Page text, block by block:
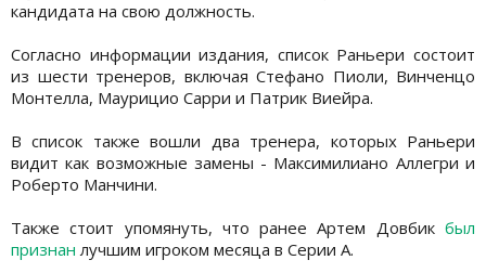
кандидата на свою должность.
Согласно информации издания, список Раньери состоит
из шести тренеров, включая Стефано Пиоли, Винченцо
Монтелла, Маурицио Сарри и Патрик Виейра.
В список также вошли два тренера, которых Раньери
видит как возможные замены - Максимилиано Аллегри и
Роберто Манчини.
Также стоит упомянуть, что ранее Артем Довбик был
признан лучшим игроком месяца в Серии А.